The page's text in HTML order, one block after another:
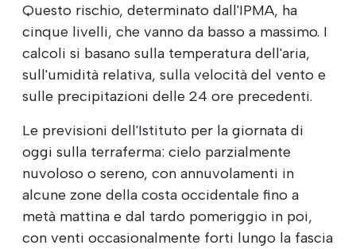
Questo rischio, determinato dall'IPMA, ha
cinque livelli, che vanno da basso a massimo. I
calcoli si basano sulla temperatura dell'aria,
sull'umidità relativa, sulla velocità del vento e
sulle precipitazioni delle 24 ore precedenti.
Le previsioni dell'Istituto per la giornata di
oggi sulla terraferma: cielo parzialmente
nuvoloso o sereno, con annuvolamenti in
alcune zone della costa occidentale fino a
metà mattina e dal tardo pomeriggio in poi,
con venti occasionalmente forti lungo la fascia